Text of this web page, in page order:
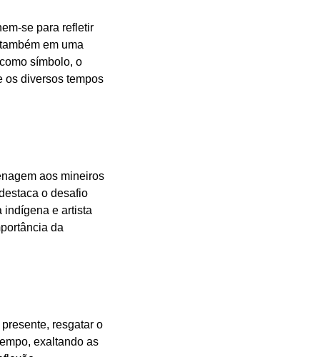
se para refletir
em uma
símbolo, o
os diversos tempos
aos mineiros
o desafio
indígena e artista
da
resgatar o
exaltando as